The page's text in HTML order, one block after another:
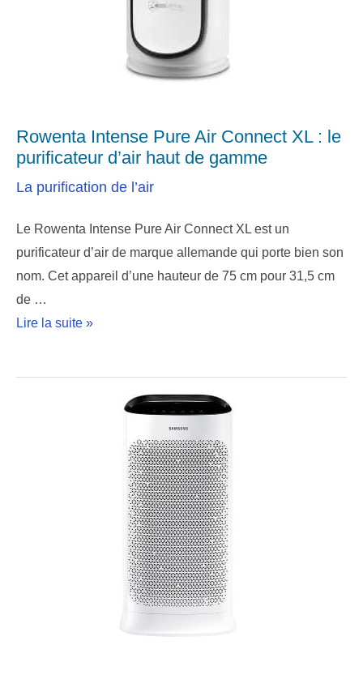
Rowenta Intense Pure Air Connect XL : le
purificateur d’air haut de gamme
La purification de l’air
Le Rowenta Intense Pure Air Connect XL est un
purificateur d’air de marque allemande qui porte bien son
nom. Cet appareil d’une hauteur de 75 cm pour 31,5 cm
de …
Lire la suite »